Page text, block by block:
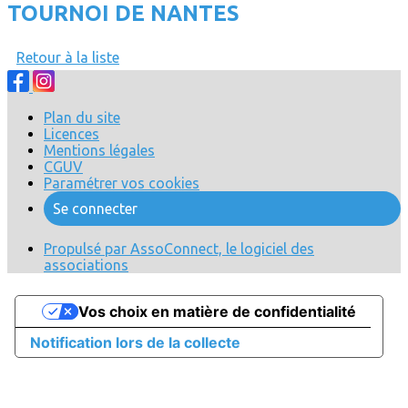
TOURNOI DE NANTES
Retour à la liste
Plan du site
Licences
Mentions légales
CGUV
Paramétrer vos cookies
Se connecter
Propulsé par AssoConnect, le logiciel des
associations
Notification lors de la collecte
Vos choix en matière de confidentialité